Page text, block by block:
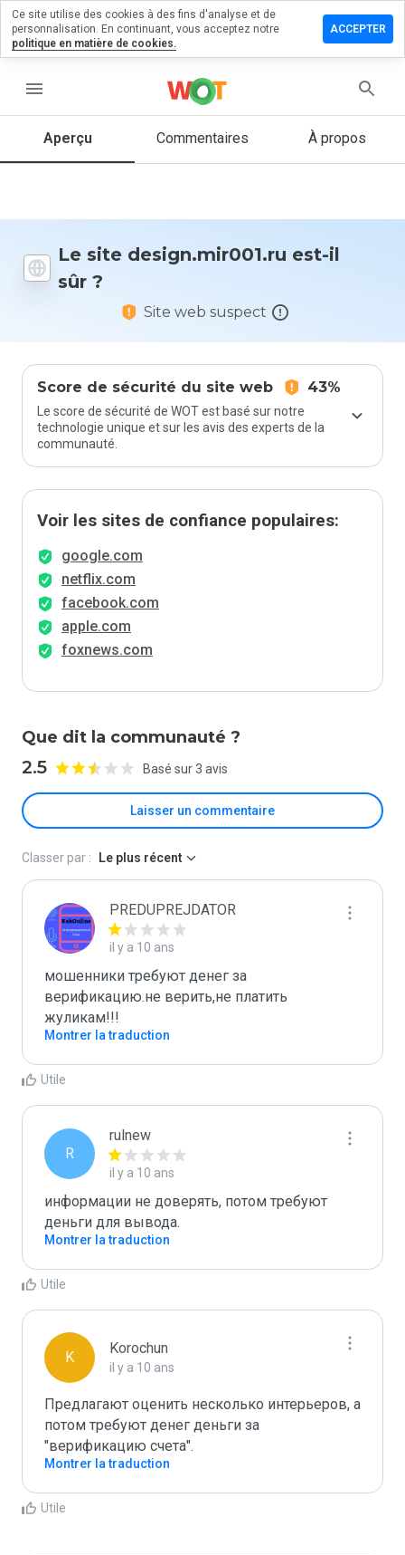
menu
Aperçu Commentaires À propos
Le site design.mir001.ru est-il
sûr ?
Site web suspect
Score de sécurité du site web 43%
Le score de sécurité de WOT est basé sur notre
technologie unique et sur les avis des experts de la
communauté.
Voir les sites de confiance populaires:
google.com
netflix.com
facebook.com
apple.com
foxnews.com
Que dit la communauté ?
2.5 Basé sur 3 avis
Laisser un commentaire
un
1 et 5
vous à ce
site ?
Classer par : Le plus récent
PREDUPREJDATOR
il y a 10 ans
мошенники требуют денег за
верификацию.не верить,не платить
жуликам!!!
Montrer la traduction
Utile
R
rulnew
il y a 10 ans
информации не доверять, потом требуют
деньги для вывода.
Montrer la traduction
Utile
K
Korochun
il y a 10 ans
Предлагают оценить несколько интерьеров, а
потом требуют денег деньги за
"верификацию счета".
Montrer la traduction
Utile
Ce site utilise des cookies à des fins d'analyse et de
personnalisation. En continuant, vous acceptez notre
politique en matière de cookies.
ACCEPTER